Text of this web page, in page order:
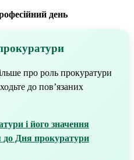
день
про роль прокуратури
до повʼязаних
і його значення
до Дня прокуратури